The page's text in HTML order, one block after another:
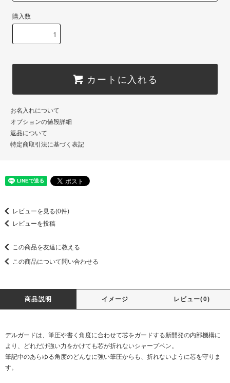
購入数
カートに入れる
お名入れについて
オプションの値段詳細
返品について
特定商取引法に基づく表記
レビューを見る(0件)
レビューを投稿
この商品を友達に教える
この商品について問い合わせる
商品説明 イメージ レビュー(0)
デルガードは、筆圧や書く角度に合わせて芯をガードする新開発の内部機構に
より、どれだけ強い力をかけても芯が折れないシャープペン。
筆記中のあらゆる角度のどんなに強い筆圧からも、折れないように芯を守りま
す。